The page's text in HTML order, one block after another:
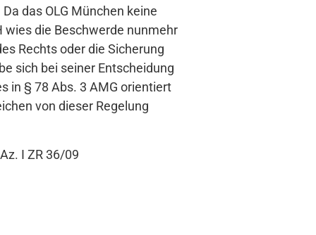
das OLG München keine
wies die Beschwerde nunmehr
Rechts oder die Sicherung
sich bei seiner Entscheidung
in § 78 Abs. 3 AMG orientiert
von dieser Regelung
I ZR 36/09